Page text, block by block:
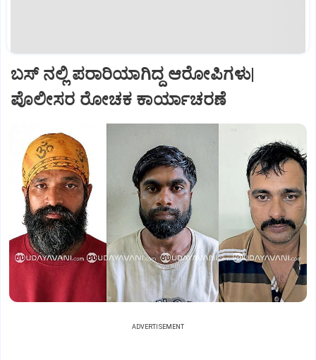
ಬಸ್‌ ನಲ್ಲಿ ಪರಾರಿಯಾಗಿದ್ದ ಆರೋಪಿಗಳು|
ಪೊಲೀಸರ ರೋಚಕ ಕಾರ್ಯಾಚರಣೆ
ADVERTISEMENT